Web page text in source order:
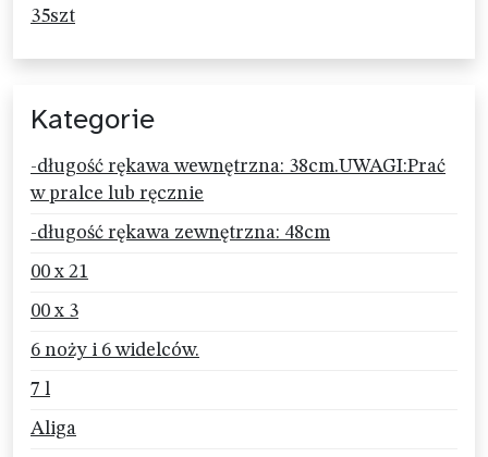
35szt
Kategorie
-długość rękawa wewnętrzna: 38cm.UWAGI:Prać
w pralce lub ręcznie
-długość rękawa zewnętrzna: 48cm
00 x 21
00 x 3
6 noży i 6 widelców.
7 l
Aliga